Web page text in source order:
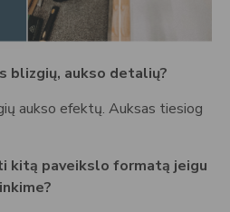
blizgių, aukso detalių?
aukso efektų. Auksas tiesiog
kitą paveikslo formatą jeigu